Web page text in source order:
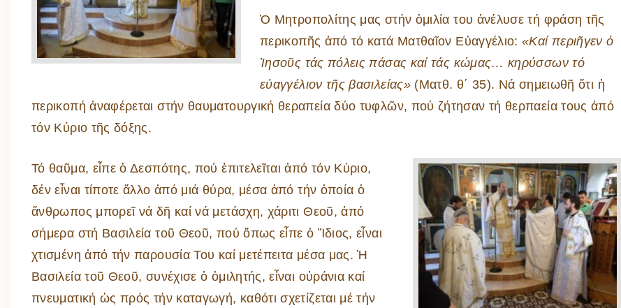
Ὁ Μητροπολίτης μας στήν ὁμιλία του ἀνέλυσε τή φράση τῆς
περικοπῆς ἀπό τό κατά Ματθαῖον Εὐαγγέλιο: «Καί περιῆγεν ὁ
Ἰησοῦς τάς πόλεις πάσας καί τάς κώμας… κηρύσσων τό
εὐαγγέλιον τῆς βασιλείας» (Ματθ. θ΄ 35). Νά σημειωθῆ ὅτι ἡ
περικοπή ἀναφέρεται στήν θαυματουργική θεραπεία δύο τυφλῶν, πού ζήτησαν τή θερπαεία τους ἀπό
τόν Κύριο τῆς δόξης.
Τό θαῦμα, εἶπε ὁ Δεσπότης, πού ἐπιτελεῖται ἀπό τόν Κύριο,
δέν εἶναι τίποτε ἄλλο ἀπό μιά θύρα, μέσα ἀπό τήν ὁποία ὁ
ἄνθρωπος μπορεῖ νά δῆ καί νά μετάσχη, χάριτι Θεοῦ, ἀπό
σήμερα στή Βασιλεία τοῦ Θεοῦ, πού ὅπως εἶπε ὁ Ἴδιος, εἶναι
χτισμένη ἀπό τήν παρουσία Του καί μετέπειτα μέσα μας. Ἡ
Βασιλεία τοῦ Θεοῦ, συνέχισε ὁ ὁμιλητής, εἶναι οὐράνια καί
πνευματική ὡς πρός τήν καταγωγή, καθότι σχετίζεται μέ τήν